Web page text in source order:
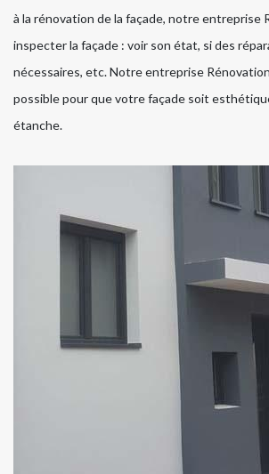
à la rénovation de la façade, notre entreprise
inspecter la façade : voir son état, si des
nécessaires, etc. Notre entreprise
possible pour que votre façade soit
étanche.